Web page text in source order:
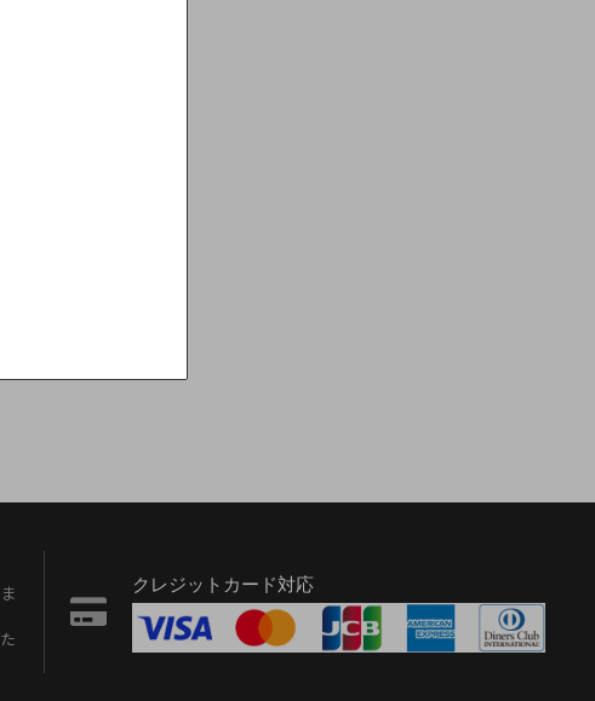
クレジットカード対応